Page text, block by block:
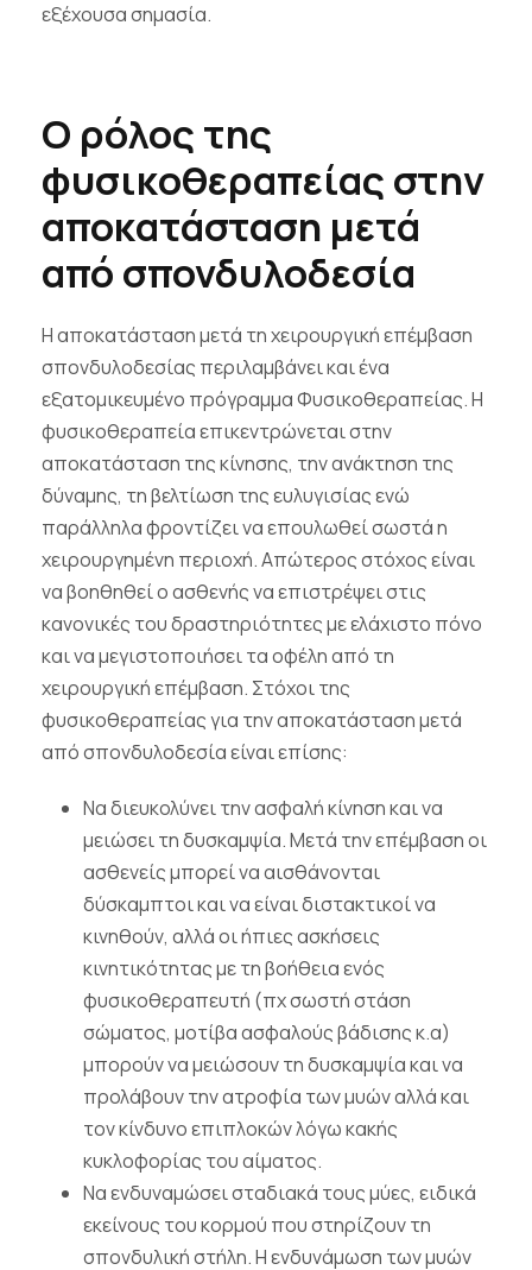
εξέχουσα σημασία.
Ο ρόλος της
φυσικοθεραπείας στην
αποκατάσταση μετά
από σπονδυλοδεσία
Η αποκατάσταση μετά τη χειρουργική επέμβαση
σπονδυλοδεσίας περιλαμβάνει και ένα
εξατομικευμένο πρόγραμμα Φυσικοθεραπείας. Η
φυσικοθεραπεία επικεντρώνεται στην
αποκατάσταση της κίνησης, την ανάκτηση της
δύναμης, τη βελτίωση της ευλυγισίας ενώ
παράλληλα φροντίζει να επουλωθεί σωστά η
χειρουργημένη περιοχή. Απώτερος στόχος είναι
να βοηθηθεί ο ασθενής να επιστρέψει στις
κανονικές του δραστηριότητες με ελάχιστο πόνο
και να μεγιστοποιήσει τα οφέλη από τη
χειρουργική επέμβαση. Στόχοι της
φυσικοθεραπείας για την αποκατάσταση μετά
από σπονδυλοδεσία είναι επίσης:
Να διευκολύνει την ασφαλή κίνηση και να
μειώσει τη δυσκαμψία. Μετά την επέμβαση οι
ασθενείς μπορεί να αισθάνονται
δύσκαμπτοι και να είναι διστακτικοί να
κινηθούν, αλλά οι ήπιες ασκήσεις
κινητικότητας με τη βοήθεια ενός
φυσικοθεραπευτή (πχ σωστή στάση
σώματος, μοτίβα ασφαλούς βάδισης κ.α)
μπορούν να μειώσουν τη δυσκαμψία και να
προλάβουν την ατροφία των μυών αλλά και
τον κίνδυνο επιπλοκών λόγω κακής
κυκλοφορίας του αίματος.
Να ενδυναμώσει σταδιακά τους μύες, ειδικά
εκείνους του κορμού που στηρίζουν τη
σπονδυλική στήλη. Η ενδυνάμωση των μυών